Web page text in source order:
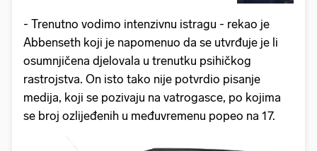
- Trenutno vodimo intenzivnu istragu - rekao je
Abbenseth koji je napomenuo da se utvrđuje je li
osumnjičena djelovala u trenutku psihičkog
rastrojstva. On isto tako nije potvrdio pisanje
medija, koji se pozivaju na vatrogasce, po kojima
se broj ozlijeđenih u međuvremenu popeo na 17.